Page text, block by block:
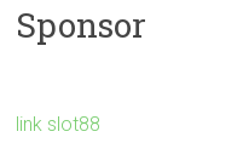
Sponsor
link slot88